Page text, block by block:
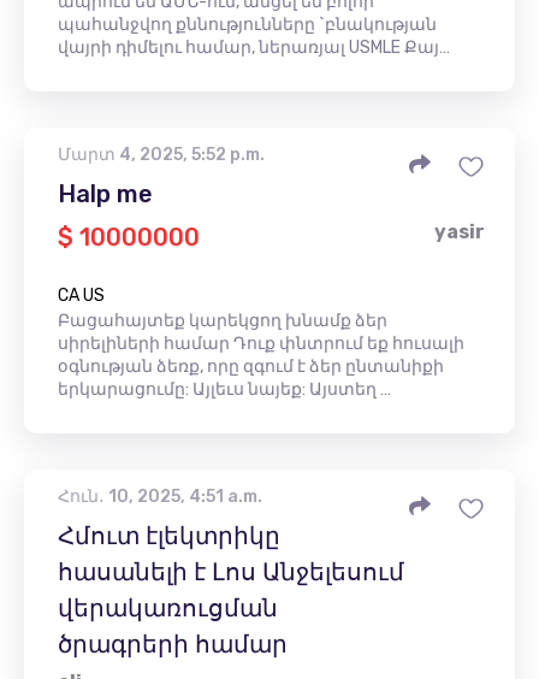
պահանջվող քննությունները `բնակության
վայրի դիմելու համար, ներառյալ USMLE Քայ…
Մարտ 4, 2025, 5:52 p.m.
Halp me
$ 10000000
yasir
CA US
Բացահայտեք կարեկցող խնամք ձեր
սիրելիների համար Դուք փնտրում եք հուսալի
օգնության ձեռք, որը զգում է ձեր ընտանիքի
երկարացումը: Այլեւս նայեք: Այստեղ …
Հուն․ 10, 2025, 4:51 a.m.
Հմուտ էլեկտրիկը
հասանելի է Լոս Անջելեսում
վերակառուցման
ծրագրերի համար